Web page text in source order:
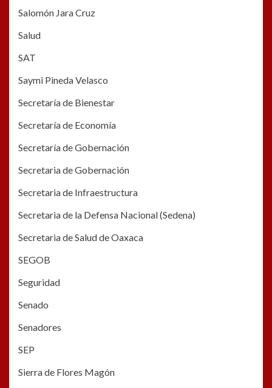
Salomón Jara Cruz
Salud
SAT
Saymi Pineda Velasco
Secretaría de Bienestar
Secretaría de Economía
Secretaría de Gobernación
Secretaria de Gobernación
Secretaria de Infraestructura
Secretaria de la Defensa Nacional (Sedena)
Secretaria de Salud de Oaxaca
SEGOB
Seguridad
Senado
Senadores
SEP
Sierra de Flores Magón